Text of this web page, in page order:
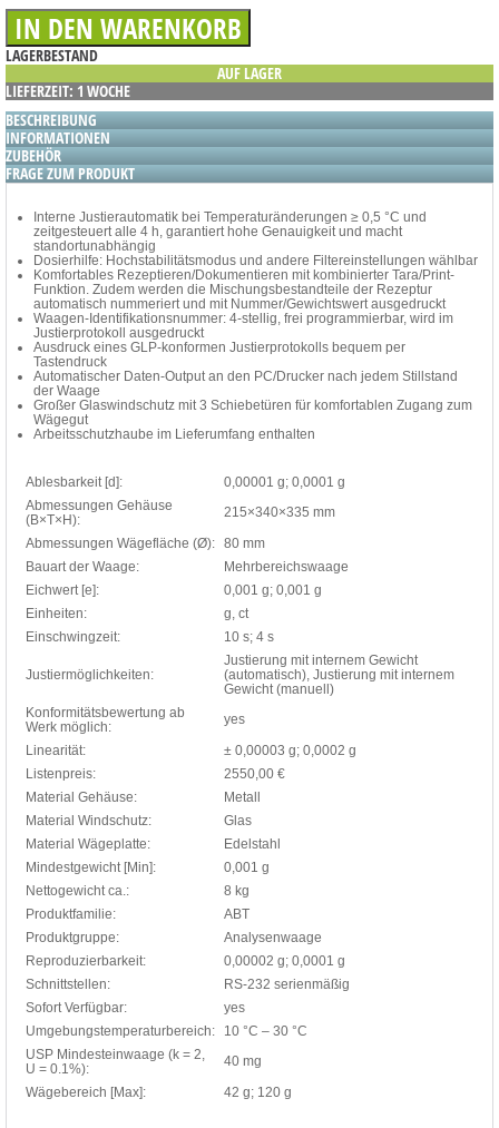
LAGERBESTAND
AUF LAGER
LIEFERZEIT: 1 WOCHE
BESCHREIBUNG
INFORMATIONEN
ZUBEHÖR
FRAGE ZUM PRODUKT
Interne Justierautomatik bei Temperaturänderungen ≥ 0,5 °C und
zeitgesteuert alle 4 h, garantiert hohe Genauigkeit und macht
standortunabhängig
Dosierhilfe: Hochstabilitätsmodus und andere Filtereinstellungen wählbar
Komfortables Rezeptieren/Dokumentieren mit kombinierter Tara/Print-
Funktion. Zudem werden die Mischungsbestandteile der Rezeptur
automatisch nummeriert und mit Nummer/Gewichtswert ausgedruckt
Waagen-Identifikationsnummer: 4-stellig, frei programmierbar, wird im
Justierprotokoll ausgedruckt
Ausdruck eines GLP-konformen Justierprotokolls bequem per
Tastendruck
Automatischer Daten-Output an den PC/Drucker nach jedem Stillstand
der Waage
Großer Glaswindschutz mit 3 Schiebetüren für komfortablen Zugang zum
Wägegut
Arbeitsschutzhaube im Lieferumfang enthalten
Ablesbarkeit [d]:
0,00001 g; 0,0001 g
Abmessungen Gehäuse
(B×T×H):
215×340×335 mm
Abmessungen Wägefläche (Ø): 80 mm
Bauart der Waage:
Mehrbereichswaage
Eichwert [e]:
0,001 g; 0,001 g
Einheiten:
g, ct
Einschwingzeit:
10 s; 4 s
Justiermöglichkeiten:
Justierung mit internem Gewicht
(automatisch), Justierung mit internem
Gewicht (manuell)
Konformitätsbewertung ab
Werk möglich:
yes
Linearität:
± 0,00003 g; 0,0002 g
Listenpreis:
2550,00 €
Material Gehäuse:
Metall
Material Windschutz:
Glas
Material Wägeplatte:
Edelstahl
Mindestgewicht [Min]:
0,001 g
Nettogewicht ca.:
8 kg
Produktfamilie:
ABT
Produktgruppe:
Analysenwaage
Reproduzierbarkeit:
0,00002 g; 0,0001 g
Schnittstellen:
RS-232 serienmäßig
Sofort Verfügbar:
yes
Umgebungstemperaturbereich:
10 °C – 30 °C
USP Mindesteinwaage (k = 2,
U = 0.1%):
40 mg
Wägebereich [Max]:
42 g; 120 g